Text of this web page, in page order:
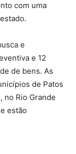
com uma
e
e 12
de bens. As
de Patos
no Rio Grande
estão